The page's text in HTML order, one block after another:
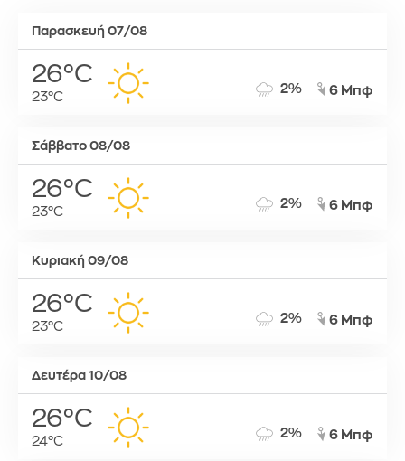
Παρασκευή 07/08
26°C
23°C
2% 6 Μπφ
Σάββατο 08/08
26°C
23°C
2% 6 Μπφ
Κυριακή 09/08
26°C
23°C
2% 6 Μπφ
Δευτέρα 10/08
26°C
24°C
2% 6 Μπφ